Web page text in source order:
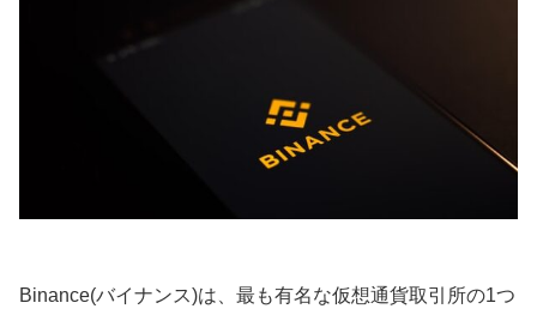
Binance(バイナンス)は、最も有名な仮想通貨取引所の1つ